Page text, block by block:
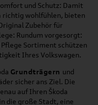
und Schutz: Damit
richtig wohlfühlen, bieten
Zubehör für
Rundum vorgesorgt:
Sortiment schützen
Ihres Volkswagen.
Grundträgern und
sicher ans Ziel. Die
auf Ihren Škoda
die große Stadt, eine